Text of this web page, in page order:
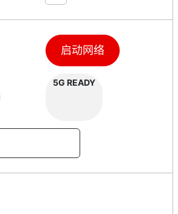
启动网络
5G READY